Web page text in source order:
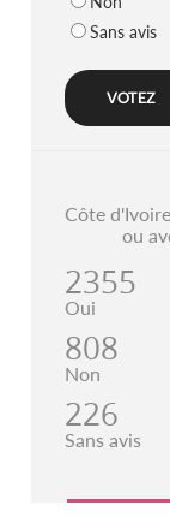
Sans avis
Côte
ou
2355
Oui
808
Non
226
Sans avis